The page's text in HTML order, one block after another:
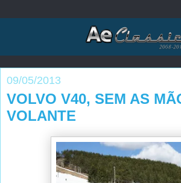
09/05/2013
VOLVO V40, SEM AS
VOLANTE